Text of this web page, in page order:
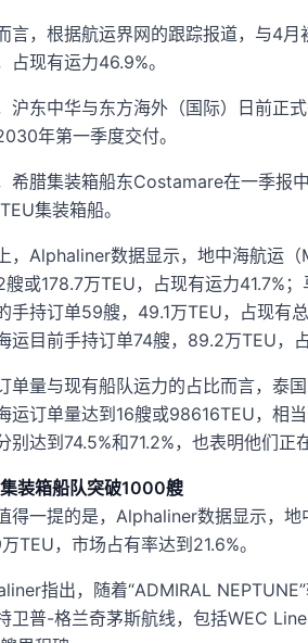
言，根据航运界网的跟踪报道，与4
占现有运力46.9%。
沪东中华与东方海外（国际）日前正
年第一季度交付。
希腊集装箱船东Costamare在一季报
集装箱船。
，Alphaliner数据显示，地中海航运
艘或178.7万TEU，占现有运力41.7%
手持订单59艘，49.1万TEU，占现有
运目前手持订单74艘，89.2万TEU，
单量与现有船队运力的占比而言，泰
运订单量达到16艘或98616TEU，相
别达到74.5%和71.2%，也表明他们正
装箱船队突破1000艘
得一提的是，Alphaliner数据显示，
TEU，市场占有率达到21.6%。
指出，随着“ADMIRAL
卫普-格兰奇茅斯航线，包括WEC